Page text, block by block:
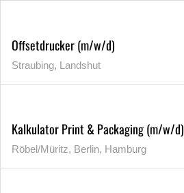
Offsetdrucker (m/w/d)
Straubing, Landshut
Kalkulator Print & Packaging (m/w/d)
Röbel/Müritz, Berlin, Hamburg